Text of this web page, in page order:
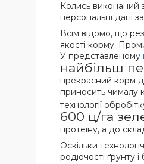
Колись виконаний
персональні дані
Всім відомо, що
якості корму.
У представленому
найбільш
прекрасний корм
приносить чималу
технології
600 ц/га
протеїну, а до
Оскільки
родючості ґрунту